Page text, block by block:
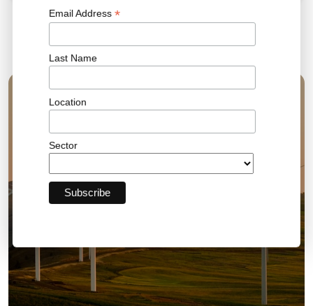
More Case Studies
Email Address *
Last Name
Location
Sector